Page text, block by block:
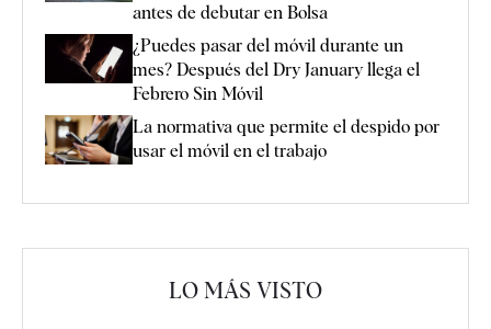
antes de debutar en Bolsa
¿Puedes pasar del móvil durante un
mes? Después del Dry January llega el
Febrero Sin Móvil
La normativa que permite el despido por
usar el móvil en el trabajo
LO MÁS VISTO